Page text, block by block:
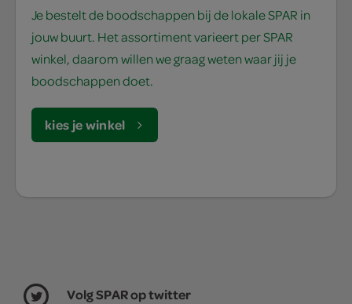
Je bestelt de boodschappen bij de lokale SPAR in
jouw buurt. Het assortiment varieert per SPAR
winkel, daarom willen we graag weten waar jij je
boodschappen doet.
kies je winkel
Volg SPAR op twitter